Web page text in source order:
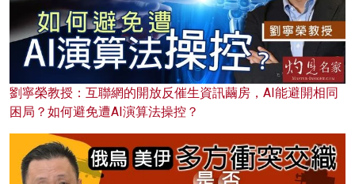
劉寧榮教授：互聯網的開放反催生資訊繭房，AI能避開相同
困局？如何避免遭AI演算法操控？